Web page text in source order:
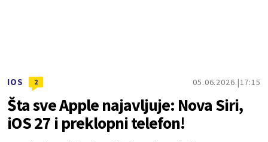
IOS 2 05.06.2026. 17:15
Šta sve Apple najavljuje: Nova Siri,
iOS 27 i preklopni telefon!